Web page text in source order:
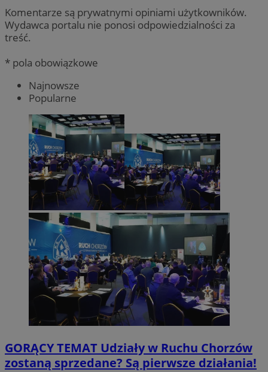
Komentarze są prywatnymi opiniami użytkowników.
Wydawca portalu nie ponosi odpowiedzialności za
treść.
* pola obowiązkowe
Najnowsze
Popularne
GORĄCY TEMAT Udziały w Ruchu Chorzów
zostaną sprzedane? Są pierwsze działania!